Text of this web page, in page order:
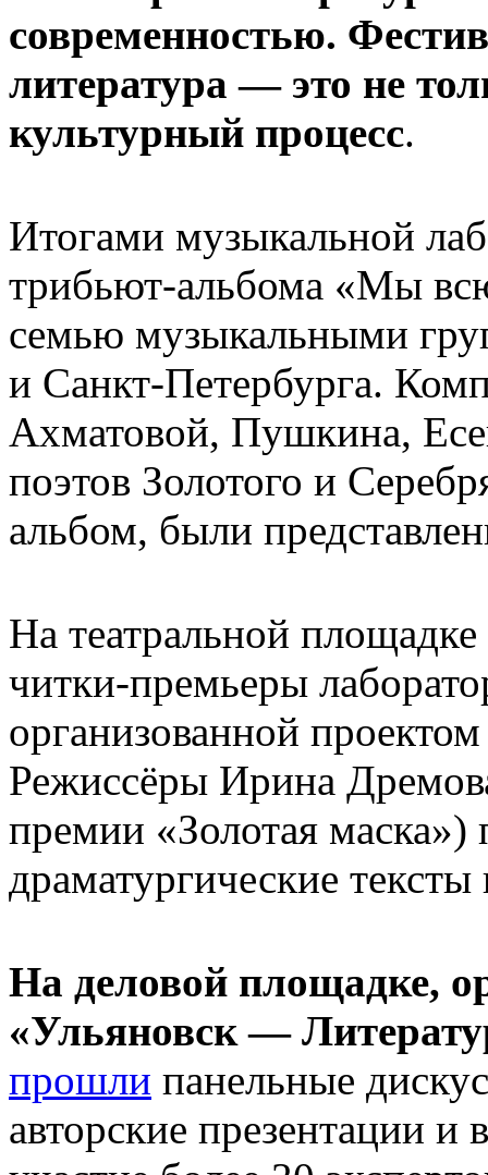
современностью.
литература — это не
культурный процесс.
Итогами музыкальной
трибьют-альбома «Мы
семью музыкальными
и Санкт-Петербурга.
Ахматовой, Пушкина,
поэтов Золотого и
альбом, были
На театральной
читки-премьеры
организованной
Режиссёры Ирина
премии «Золотая маска»)
драматургические
На деловой площадке,
«Ульяновск —
прошли панельные
авторские презентации и